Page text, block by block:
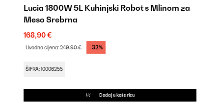
Lucia 1800W 5L Kuhinjski Robot s Mlinom za
Meso Srebrna
168,90 €
Uvodna cijena:249,90 € -32%
ŠIFRA: 10006255
Dodaj u košaricu